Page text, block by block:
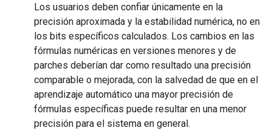
Los usuarios deben confiar únicamente en la
precisión aproximada y la estabilidad numérica, no en
los bits específicos calculados. Los cambios en las
fórmulas numéricas en versiones menores y de
parches deberían dar como resultado una precisión
comparable o mejorada, con la salvedad de que en el
aprendizaje automático una mayor precisión de
fórmulas específicas puede resultar en una menor
precisión para el sistema en general.